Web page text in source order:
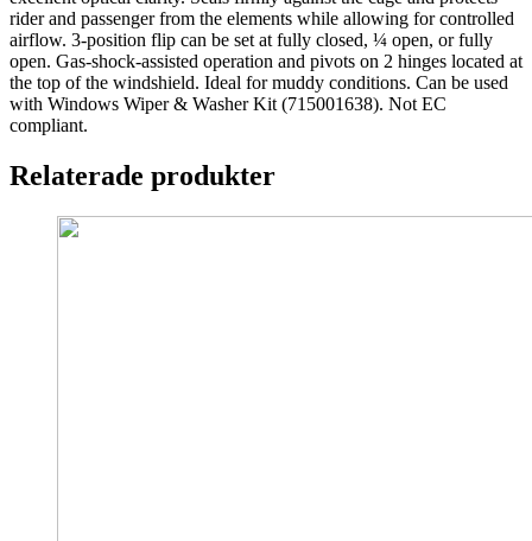
rider and passenger from the elements while allowing for controlled
airflow. 3-position flip can be set at fully closed, ¼ open, or fully
open. Gas-shock-assisted operation and pivots on 2 hinges located at
the top of the windshield. Ideal for muddy conditions. Can be used
with Windows Wiper & Washer Kit (715001638). Not EC
compliant.
Relaterade produkter